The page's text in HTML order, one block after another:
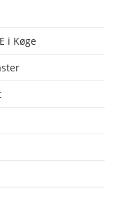
i Køge